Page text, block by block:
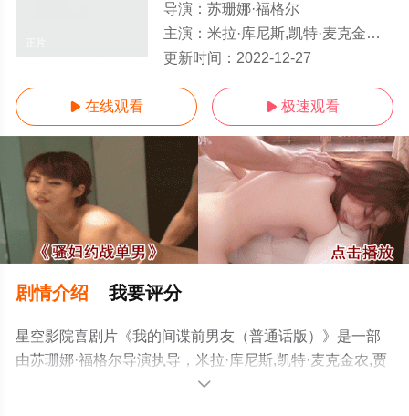
导演： 苏珊娜·福格尔
主演： 米拉·库尼斯,凯特·麦克金农,贾斯汀·塞洛克斯,萨姆·修汉,薇尔玛·斯
更新时间： 2022-12-27
 在线观看  极速观看
剧情介绍 我要评分
星空影院喜剧片《我的间谍前男友（普通话版）》是一部
由苏珊娜·福格尔导演执导，米拉·库尼斯,凯特·麦克金农,贾
斯汀·塞洛克斯,萨姆·修汉,薇尔玛·斯泽克斯,哈桑·明哈杰,凯
